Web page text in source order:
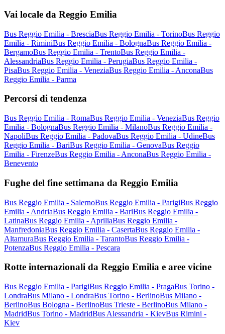
Vai locale da Reggio Emilia
Bus Reggio Emilia - BresciaBus Reggio Emilia - TorinoBus Reggio
Emilia - RiminiBus Reggio Emilia - BolognaBus Reggio Emilia -
BergamoBus Reggio Emilia - TrentoBus Reggio Emilia -
AlessandriaBus Reggio Emilia - PerugiaBus Reggio Emilia -
PisaBus Reggio Emilia - VeneziaBus Reggio Emilia - AnconaBus
Reggio Emilia - Parma
Percorsi di tendenza
Bus Reggio Emilia - RomaBus Reggio Emilia - VeneziaBus Reggio
Emilia - BolognaBus Reggio Emilia - MilanoBus Reggio Emilia -
NapoliBus Reggio Emilia - PadovaBus Reggio Emilia - UdineBus
Reggio Emilia - BariBus Reggio Emilia - GenovaBus Reggio
Emilia - FirenzeBus Reggio Emilia - AnconaBus Reggio Emilia -
Benevento
Fughe del fine settimana da Reggio Emilia
Bus Reggio Emilia - SalernoBus Reggio Emilia - ParigiBus Reggio
Emilia - AndriaBus Reggio Emilia - BariBus Reggio Emilia -
LatinaBus Reggio Emilia - ApriliaBus Reggio Emilia -
ManfredoniaBus Reggio Emilia - CasertaBus Reggio Emilia -
AltamuraBus Reggio Emilia - TarantoBus Reggio Emilia -
PotenzaBus Reggio Emilia - Pescara
Rotte internazionali da Reggio Emilia e aree vicine
Bus Reggio Emilia - ParigiBus Reggio Emilia - PragaBus Torino -
LondraBus Milano - LondraBus Torino - BerlinoBus Milano -
BerlinoBus Bologna - BerlinoBus Trieste - BerlinoBus Milano -
MadridBus Torino - MadridBus Alessandria - KievBus Rimini -
Kiev